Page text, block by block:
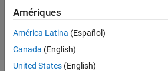
20
solvers
0 likes
Amériques
América Latina (Español)
Canada (English)
United States (English)